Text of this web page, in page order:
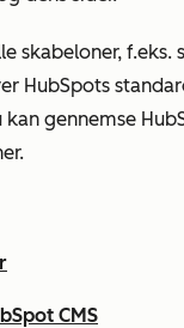
skabeloner, f.eks.
HubSpots
gennemse
CMS